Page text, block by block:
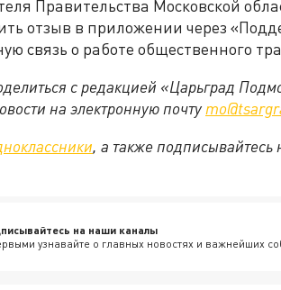
Правительства Московской
отзыв в приложении через
связь о работе общественного
с редакцией «Царьград
на электронную почту
, а также подписывайтесь
на наши каналы
узнавайте о главных новостях и важнейших